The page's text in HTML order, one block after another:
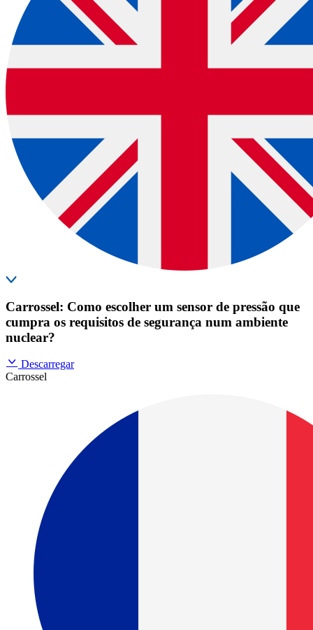
Carrossel: Como escolher um sensor de pressão que
cumpra os requisitos de segurança num ambiente
nuclear?
Descarregar
Carrossel